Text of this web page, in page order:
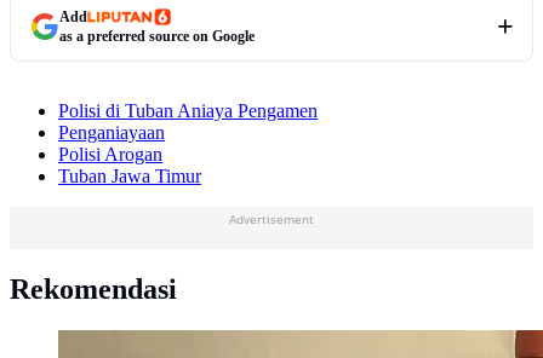
Add
as a preferred source on Google
Polisi di Tuban Aniaya Pengamen
Penganiayaan
Polisi Arogan
Tuban Jawa Timur
Advertisement
Rekomendasi